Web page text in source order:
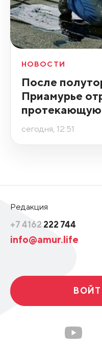
НОВОСТИ
После
Приамурье
сегодня, 12:51
Редакция
+7 4162 222 744
info@amur.life